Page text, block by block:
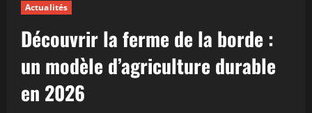
Actualités
Découvrir la ferme de la borde :
un modèle d’agriculture durable
en 2026